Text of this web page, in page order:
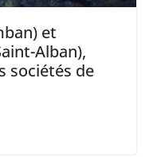
et
Alban),
sociétés de